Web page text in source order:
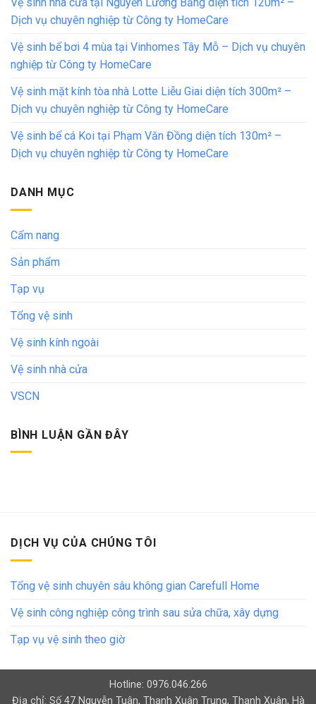
Dịch vụ chuyên nghiệp từ Công ty HomeCare
Vệ sinh bể bơi 4 mùa tại Vinhomes Tây Mỗ – Dịch vụ chuyên
nghiệp từ Công ty HomeCare
Vệ sinh mặt kính tòa nhà Lotte Liễu Giai diện tích 300m² –
Dịch vụ chuyên nghiệp từ Công ty HomeCare
Vệ sinh bể cá Koi tại Phạm Văn Đồng diện tích 130m² –
Dịch vụ chuyên nghiệp từ Công ty HomeCare
DANH MỤC
Cẩm nang
Sản phẩm
Tạp vụ
Tổng vệ sinh
Vệ sinh kính ngoài
Vệ sinh nhà cửa
VSCN
BÌNH LUẬN GẦN ĐÂY
DỊCH VỤ CỦA CHÚNG TÔI
Tổng vệ sinh chuyên sâu không gian Carefull Home
Vệ sinh công nghiệp công trình sau sửa chữa, xây dựng
Tạp vụ vệ sinh theo giờ
Hotline: 0976.046.266
Địa chỉ: Số 47 Nguyễn Tuân, Thanh Xuân Trung, Thanh Xuân, Hà